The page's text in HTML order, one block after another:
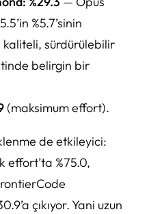
%5.7’sinin
kaliteli, sürdürülebilir
belirgin bir
(maksimum effort).
de etkileyici:
effort’ta %75.0,
çıkıyor. Yani uzun